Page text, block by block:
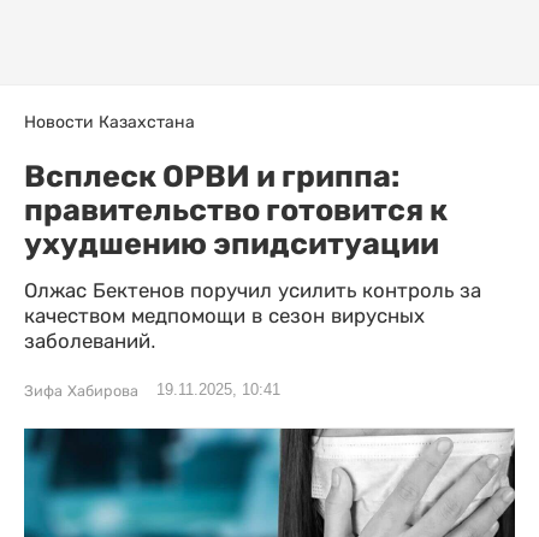
Новости Казахстана
Всплеск ОРВИ и гриппа:
правительство готовится к
ухудшению эпидситуации
Олжас Бектенов поручил усилить контроль за
качеством медпомощи в сезон вирусных
заболеваний.
Зифа Хабирова 19.11.2025, 10:41